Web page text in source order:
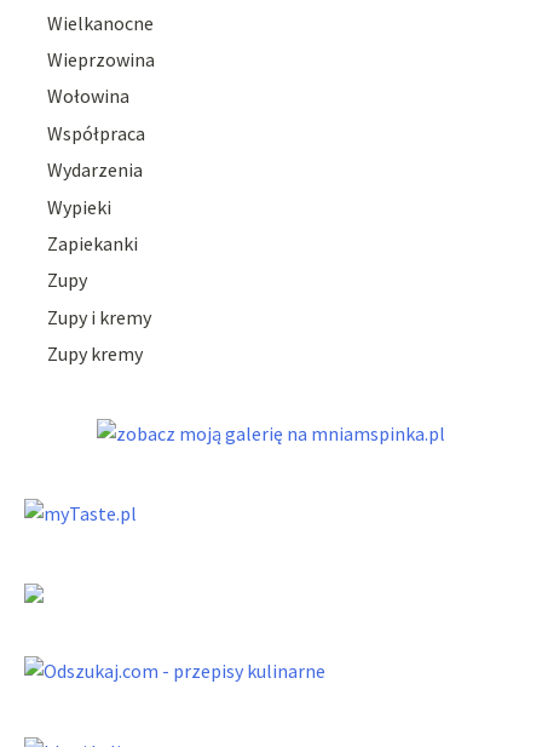
Wielkanocne
Wieprzowina
Wołowina
Współpraca
Wydarzenia
Wypieki
Zapiekanki
Zupy
Zupy i kremy
Zupy kremy